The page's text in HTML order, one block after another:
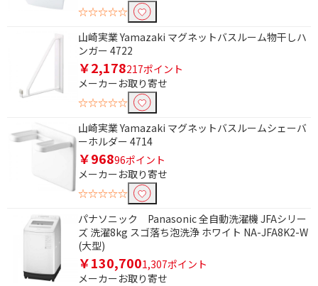
☆☆☆☆☆
山崎実業 Yamazaki マグネットバスルーム物干しハ
ンガー 4722
￥2,178217ポイント
メーカーお取り寄せ
☆☆☆☆☆
山崎実業 Yamazaki マグネットバスルームシェーバ
ーホルダー 4714
￥96896ポイント
メーカーお取り寄せ
☆☆☆☆☆
パナソニック Panasonic 全自動洗濯機 JFAシリー
ズ 洗濯8kg スゴ落ち泡洗浄 ホワイト NA-JFA8K2-W
(大型)
￥130,7001,307ポイント
メーカーお取り寄せ